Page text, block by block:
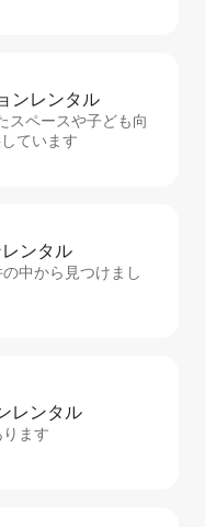
ンレ⁠ン⁠タ⁠ル
スペースや子ども向
ています
ン⁠タ⁠ル
中から見つけまし
レ⁠ン⁠タ⁠ル
ます